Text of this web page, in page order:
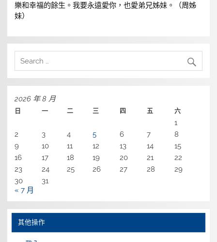
樂和幸福的餘生。我要永遠愛你，也愛弟兄姊妹。（周姊
妹）
2026 年 8 月
日 一 二 三 四 五 六
1
2
3 4 5 6 7
8
9
10 11 12 13 14
15
16
17 18 19 20 21
22
23
24 25 26 27 28
29
30
31
« 7 月
其他操作